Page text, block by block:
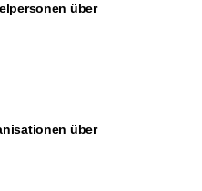
über
über